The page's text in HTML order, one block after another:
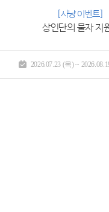
헤이즐의 부
2026.07.23 (목) ~